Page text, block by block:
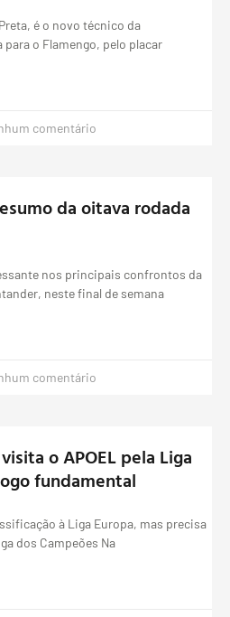
é o novo técnico da
o Flamengo, pelo placar
comentário
da oitava rodada
nos principais confrontos da
neste final de semana
comentário
o APOEL pela Liga
fundamental
à Liga Europa, mas precisa
dos Campeões Na